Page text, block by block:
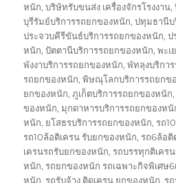
หนัก,บริษัทรับขนส่ง เครื่องจักรโรงงาน,
บุรีรัมย์บริการรถยกของหนัก,ปทุมธานีบ
ประจวบคีรีขันธ์บริการรถยกของหนัก,ป
หนัก,ปัตตานีบริการรถยกของหนัก,พะเ
พังงาบริการรถยกของหนัก,พัทลุงบริกา
รถยกของหนัก,พิษณุโลกบริการรถยกข
ยกของหนัก,ภูเก็ตบริการรถยกของหนัก
ของหนัก,มุกดาหารบริการรถยกของหนั
หนัก, ยโสธรบริการรถยกของหนัก,รถ
รถ10ล้อติเครน รับยกของหนัก,รถ6ล้อติ
เครนรถรับยกของหนัก,รถบรรทุกติเคร
หนัก,รถยกของหนัก รถเฉพาะกิจพิเศษ6
หนัก,รถรับจ้าง ติดเครน ยกของหนัก,ร